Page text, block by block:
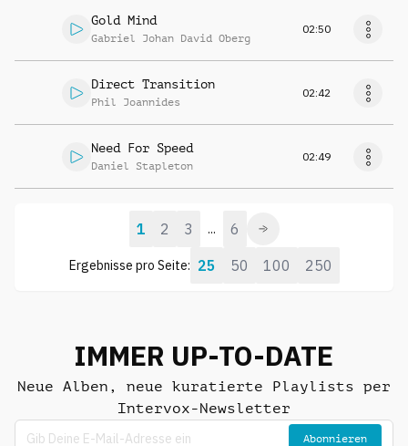
Gold Mind
Gabriel Johan David Oberg
02:50
Direct Transition
Phil Joannides
02:42
Need For Speed
Daniel Stapleton
02:49
Ergebnisse pro Seite: 25 50 100 250
1 2 3 ... 6
IMMER UP-TO-DATE
Neue Alben, neue kuratierte Playlists per
Intervox-Newsletter
Abonnieren